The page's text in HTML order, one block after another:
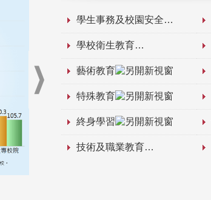
學生事務及校園安全
學校衛生教育
藝術教育
特殊教育
終身學習
技術及職業教育